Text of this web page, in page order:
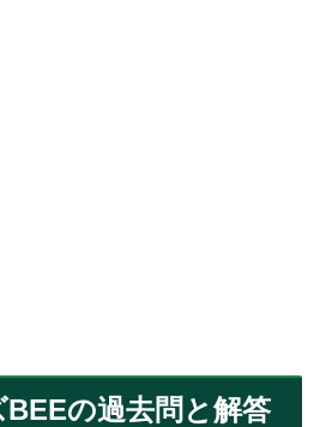
の過去問と解答